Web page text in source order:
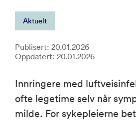
Aktuelt
Publisert: 20.01.2026
Oppdatert: 20.01.2026
Innringere med
ofte legetime selv når
milde. For sykepleierne